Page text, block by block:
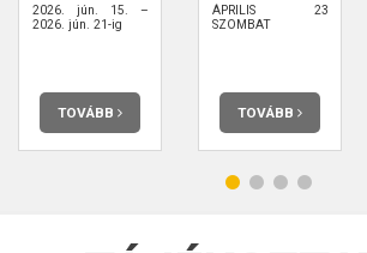
2026. jún. 15. –
2026. jún. 21-ig
TOVÁBB
ÁPRILIS 23
SZOMBAT
TOVÁBB